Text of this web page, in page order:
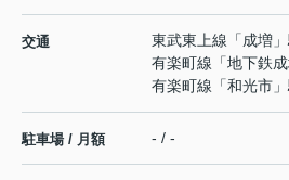
交通 東武東上線 「成増
有楽町線 「地下鉄
有楽町線 「和光市
駐車場 / 月額 - / -